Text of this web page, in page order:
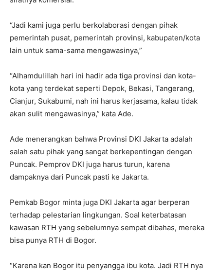
“Jadi kami juga perlu berkolaborasi dengan pihak
pemerintah pusat, pemerintah provinsi, kabupaten/kota
lain untuk sama-sama mengawasinya,”
“Alhamdulillah hari ini hadir ada tiga provinsi dan kota-
kota yang terdekat seperti Depok, Bekasi, Tangerang,
Cianjur, Sukabumi, nah ini harus kerjasama, kalau tidak
akan sulit mengawasinya,” kata Ade.
Ade menerangkan bahwa Provinsi DKI Jakarta adalah
salah satu pihak yang sangat berkepentingan dengan
Puncak. Pemprov DKI juga harus turun, karena
dampaknya dari Puncak pasti ke Jakarta.
Pemkab Bogor minta juga DKI Jakarta agar berperan
terhadap pelestarian lingkungan. Soal keterbatasan
kawasan RTH yang sebelumnya sempat dibahas, mereka
bisa punya RTH di Bogor.
“Karena kan Bogor itu penyangga ibu kota. Jadi RTH nya